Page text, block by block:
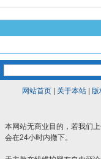
网站首页| 关于本站| 版
本网站无商业目的，若我们
会在24小时内撤下。